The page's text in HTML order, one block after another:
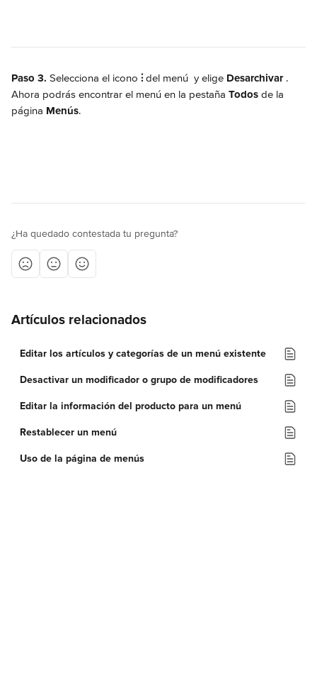
Paso 3. Selecciona el icono ⫶ del menú y elige Desarchivar .
Ahora podrás encontrar el menú en la pestaña Todos de la
página Menús.
¿Ha quedado contestada tu pregunta?
Artículos relacionados
Editar los artículos y categorías de un menú existente
Desactivar un modificador o grupo de modificadores
Editar la información del producto para un menú
Restablecer un menú
Uso de la página de menús